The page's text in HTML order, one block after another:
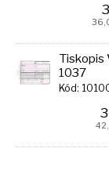
Tiskopis
1037
Kód: